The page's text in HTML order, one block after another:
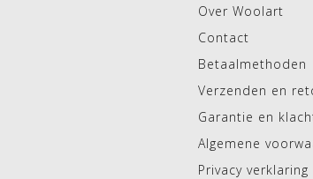
Over Woolart
Contact
Betaalmethoden
Verzenden en
Garantie en
Algemene
Privacy verklaring